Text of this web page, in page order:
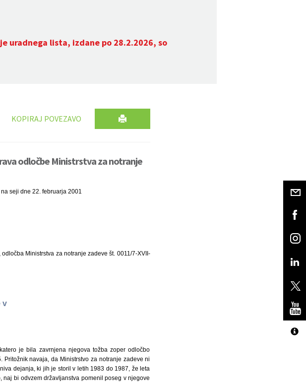
uradnega lista, izdane po 28.2.2026, so
KOPIRAJ POVEZAVO
odločbe Ministrstva za notranje
seji dne 22. februarja 2001
Ministrstva za notranje zadeve št. 0011/7-XVII-
v
je bila zavrnjena njegova tožba zoper odločbo
Pritožnik navaja, da Ministrstvo za notranje zadeve ni
dejanja, ki jih je storil v letih 1983 do 1987, že leta
bi odvzem državljanstva pomenil poseg v njegove